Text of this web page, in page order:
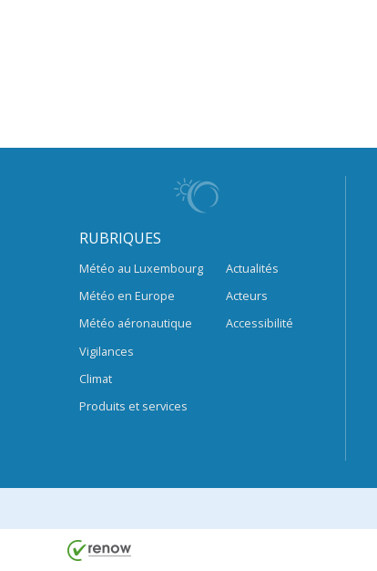
RUBRIQUES
Météo au Luxembourg
Météo en Europe
Météo aéronautique
Vigilances
Climat
Produits et services
Actualités
Acteurs
Accessibilité